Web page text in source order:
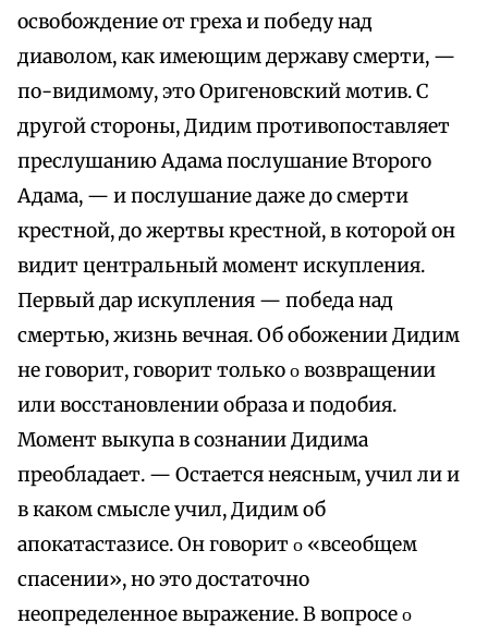
освобождение от греха и победу над
диаволом, как имеющим державу смерти, —
по-видимому, это Оригеновский мотив. С
другой стороны, Дидим противопоставляет
преслушанию Адама послушание Второго
Адама, — и послушание даже до смерти
крестной, до жертвы крестной, в которой он
видит центральный момент искупления.
Первый дар искупления — победа над
смертью, жизнь вечная. Об обожении Дидим
не говорит, говорит только ο возвращении
или восстановлении образа и подобия.
Момент выкупа в сознании Дидима
преобладает. — Остается неясным, учил ли и
в каком смысле учил, Дидим об
апокатастазисе. Он говорит ο «всеобщем
спасении», но это достаточно
неопределенное выражение. В вопросе ο